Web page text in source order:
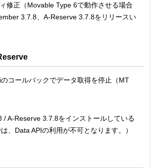
修正（Movable Type 6で動作させる場合
3.7.8、A-Reserve 3.7.8をリリースい
コールバックでデータ取得を停止（MT
/ A-Reserve 3.7.8をインストールしている
、Data APIの利用が不可となります。）